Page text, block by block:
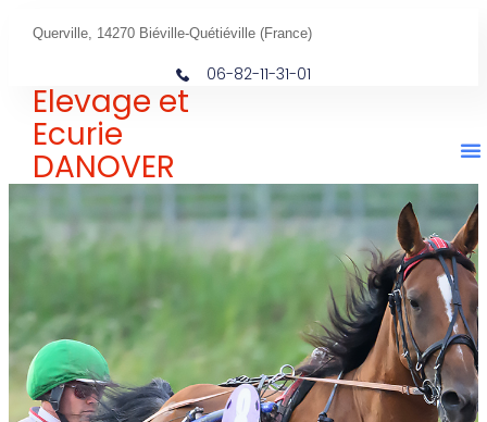
Querville, 14270 Biéville-Quétiéville (France)
06-82-11-31-01
Elevage et
Ecurie
DANOVER